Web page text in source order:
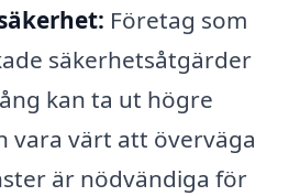
Företag som
säkerhetsåtgärder
kan ta ut högre
vara värt att överväga
är nödvändiga för